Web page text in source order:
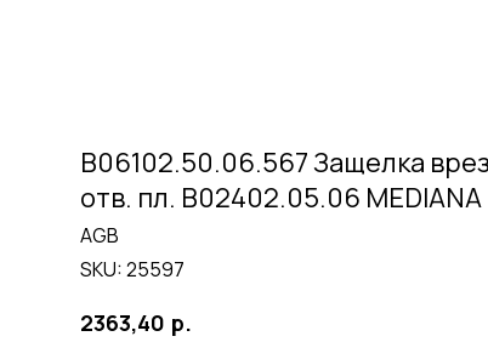
B06102.50.06.567 Защелка
отв. пл. B02402.05.06 MEDIANA
AGB
SKU:25597
2363,40 р.